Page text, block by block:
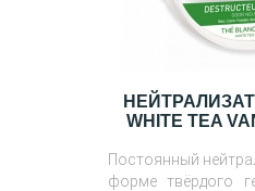
WHITE TEA
Постоянный
форме твёрдого